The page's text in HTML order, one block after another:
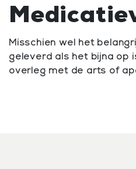
Misschien wel het
geleverd als het bijna op
overleg met de arts of